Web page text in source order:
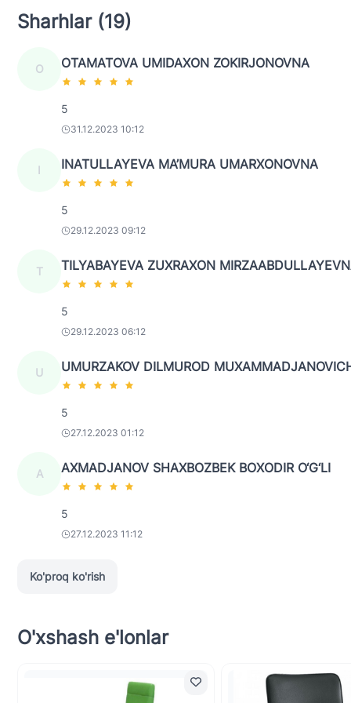
Sharhlar (19)
O OTAMATOVA UMIDAXON ZOKIRJONOVNA
5
31.12.2023 10:12
I INATULLAYEVA MA’MURA UMARXONOVNA
5
29.12.2023 09:12
T TILYABAYEVA ZUXRAXON
5
29.12.2023 06:12
U UMURZAKOV DILMUROD
5
27.12.2023 01:12
A AXMADJANOV SHAXBOZBEK BOXODIR O‘G‘LI
5
27.12.2023 11:12
Ko'proq ko'rish
O'xshash e'lonlar